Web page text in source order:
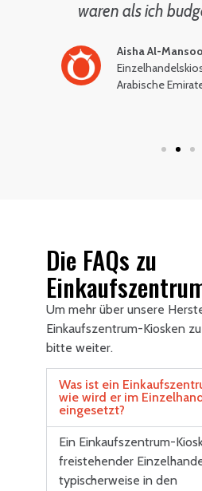
waren als ich
Aisha Al-
Arabische
Die FAQs zu
Um mehr über unsere
Einkaufszentrum-Kiosken
bitte weiter.
Was ist ein
wie wird er im
eingesetzt?
Ein Einkaufszentrum-
freistehender
typischerweise in den